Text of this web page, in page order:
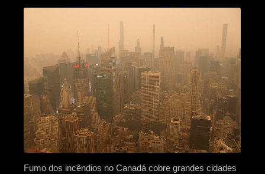
Fumo dos incêndios no Canadá cobre grandes cidades